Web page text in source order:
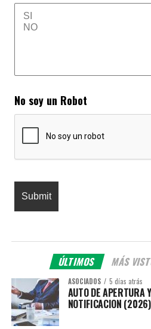
No soy un Robot
ÚLTIMOS MÁS
ASOCIADOS 5 días atrás
AUTO DE APERTURA
NOTIFICACION (2026)